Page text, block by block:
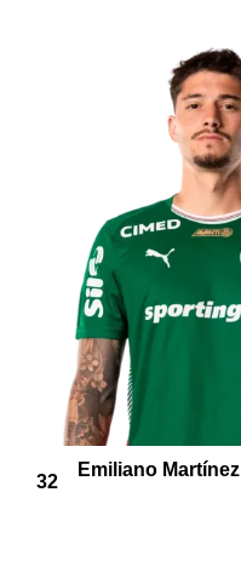
32
Emiliano Martínez